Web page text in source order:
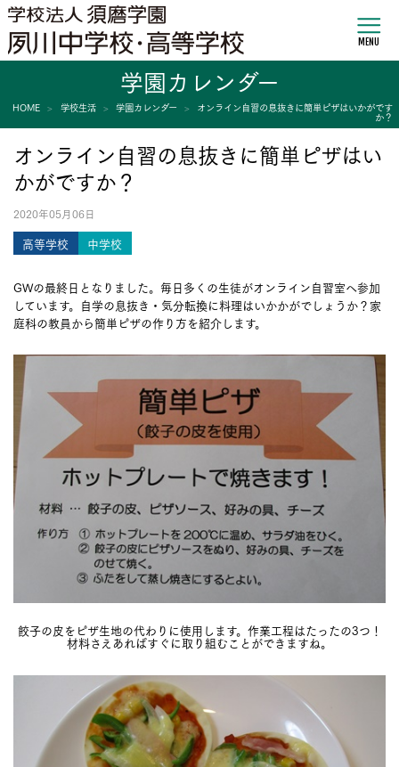
MENU
学園カレンダー
HOME 学校生活 学園カレンダー オンライン自習の息抜きに簡単ピザはいかがです
か？
オンライン自習の息抜きに簡単ピザはい
かがですか？
2020年05月06日
高等学校 中学校
GWの最終日となりました。毎日多くの生徒がオンライン自習室へ参加
しています。自学の息抜き・気分転換に料理はいかかがでしょうか？家
庭科の教員から簡単ピザの作り方を紹介します。
餃子の皮をピザ生地の代わりに使用します。作業工程はたったの3つ！
材料さえあればすぐに取り組むことができますね。